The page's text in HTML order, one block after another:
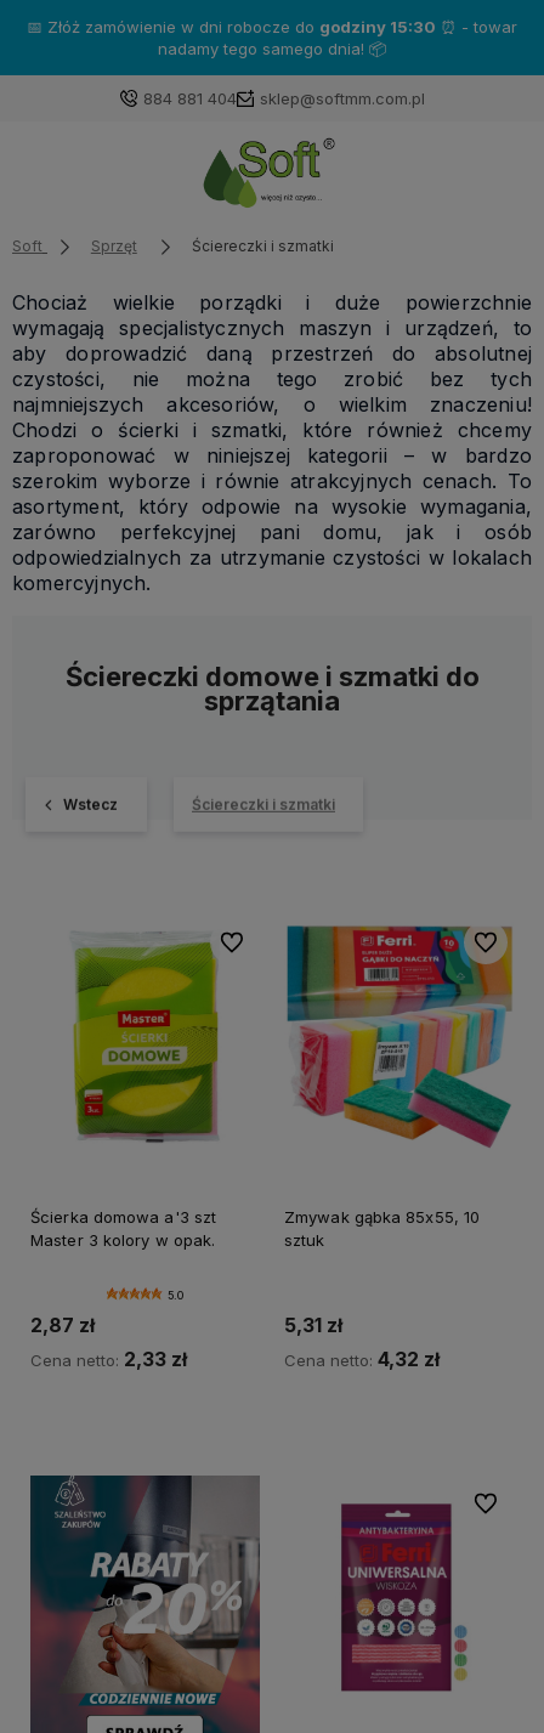
Zakup produkty markiKatrin - a otrzymasz gratisy!❤️
884 881 404 sklep@softmm.com.pl
Soft Sprzęt Ściereczki i szmatki
Chociaż wielkie porządki i duże powierzchnie
wymagają specjalistycznych maszyn i urządzeń, to
aby doprowadzić daną przestrzeń do absolutnej
czystości, nie można tego zrobić bez tych
najmniejszych akcesoriów, o wielkim znaczeniu!
Chodzi o ścierki i szmatki, które również chcemy
zaproponować w niniejszej kategorii – w bardzo
szerokim wyborze i równie atrakcyjnych cenach. To
asortyment, który odpowie na wysokie wymagania,
zarówno perfekcyjnej pani domu, jak i osób
odpowiedzialnych za utrzymanie czystości w lokalach
komercyjnych.
Ściereczki domowe i szmatki do
sprzątania
Wstecz Ściereczki i szmatki
Ścierka domowa a'3 szt
Master 3 kolory w opak.
5.0
2,87 zł
Cena netto: 2,33 zł
Do ulubionych
Zmywak gąbka 85x55, 10
sztuk
5,31 zł
Cena netto: 4,32 zł
Do
Do